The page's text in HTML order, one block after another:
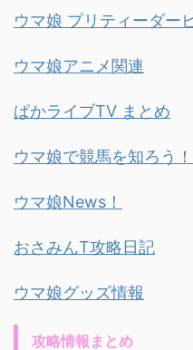
ウマ娘 プリティーダー
ウマ娘アニメ関連
ぱかライブTV まとめ
ウマ娘で競馬を知ろう！
ウマ娘News！
おさみんT攻略日記
ウマ娘グッズ情報
攻略情報まとめ